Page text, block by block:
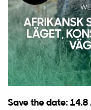
Save the date: